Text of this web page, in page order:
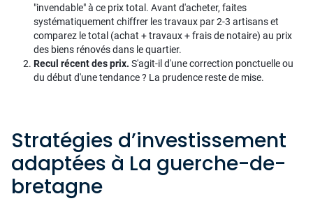
"invendable" à ce prix total. Avant d'acheter, faites
systématiquement chiffrer les travaux par 2-3 artisans et
comparez le total (achat + travaux + frais de notaire) au prix
des biens rénovés dans le quartier.
Recul récent des prix. S'agit-il d'une correction ponctuelle ou
du début d'une tendance ? La prudence reste de mise.
Stratégies d’investissement
adaptées à La guerche-de-
bretagne